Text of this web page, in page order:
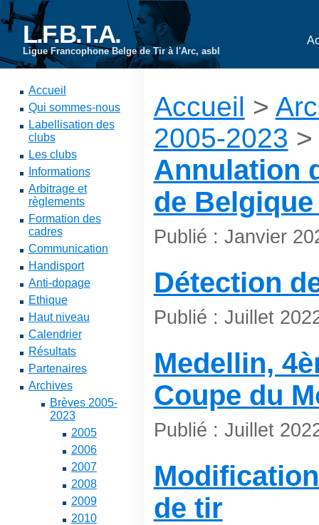
L.F.B.T.A.
Ligue Francophone Belge de Tir à l'Arc, asbl
Accueil
Qui sommes-nous
Labellisation des
clubs
Les clubs
Informations
Arbitrage et
règlements
Formation des
cadres
Communication
Handisport
Anti-dopage
Ethique
Haut niveau
Calendrier
Résultats
Partenaires
Archives
Brèves 2005-
2023
2005
2006
2007
2008
2009
2010
Accueil >
2005-2023
Annulation
de
Publié : Janvier
Détection
Publié : Juillet
Medellin,
Coupe du
Publié : Juillet
de tir